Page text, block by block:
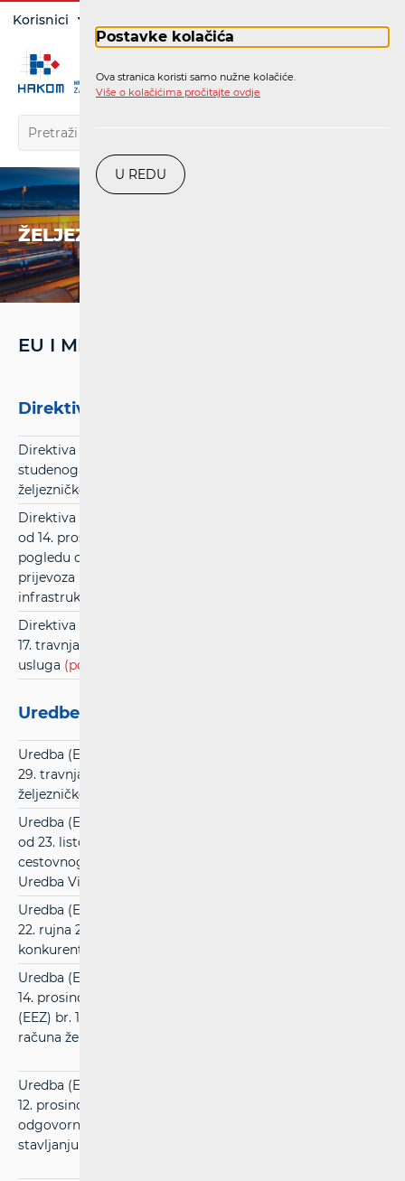
Postavke kolačića
Ova stranica koristi samo nužne kolačiće.
Više o kolačićima pročitajte ovdje
U REDU
Korisnici
ŽELJEZNICA
EU I MEĐUNARODNI PROPISI
Direktive
Direktiva 2012/34/EU Europskog parlamenta i Vijeća od 21.
studenoga 2012. o osnivanju jedinstvenog europskog
željezničkog područja
Direktiva (EU) 2016/2370 Europskog parlamenta i Vijeća
od 14. prosinca 2016. o izmjeni Direktive 2012/34/EU u
pogledu otvaranja tržišta za usluge domaćeg željezničkog
prijevoza putnika i upravljanja željezničkom
infrastrukturom
Direktiva (EU) 2019/882 Europskog parlamenta i Vijeća od
17. travnja 2019. o zahtjevima za pristupačnost proizvoda i
usluga (pdf)
Uredbe
Uredba (EU) 2021/782 Europskog parlamenta i Vijeća od
29. travnja 2021. o pravima i obvezama putnika u
željezničkom prijevozu
Uredba (EZ) br. 1370/2007 Europskog parlamenta i Vijeća
od 23. listopada 2007. o uslugama javnog željezničkog i
cestovnog prijevoza putnika i stavljanju izvan snage
Uredba Vijeća (EEZ) br. 1191/69 i (EEZ) br. 1107/70
Uredba (EU) 913/2010 Europskog parlamenta i Vijeća od
22. rujna 2010. o europskoj željezničkoj mreži za
konkurentni prijevoz robe
Uredba (EU) 2016/2337 Europskog parlamenta i Vijeća od
14. prosinca 2016. o stavljanju izvan snage Uredbe Vijeća
(EEZ) br. 1192/69 o zajedničkim pravilima normalizacije
računa željezničkih prijevoznika
Uredba (EU) 2017/2394 Europskoga parlamenta i Vijeća od
12. prosinca 2017. o suradnji između nacionalnih tijela
odgovornih za izvršavanje propisa o zaštiti potrošača i o
stavljanju izvan snage Uredbe (EZ) br. 2006/2004